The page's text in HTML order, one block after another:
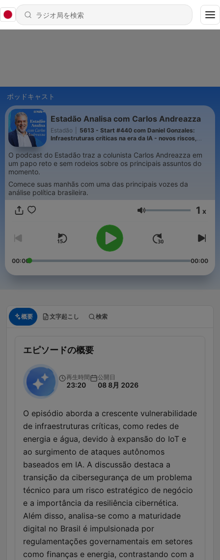
ポッドキャスト
Estadão Analisa com Carlos Andreazza
Estadão
5613 - Start #440 com Daniel Gonzales:
Infraestruturas críticas na era da IA - novos riscos,
O podcast do Estadão traz a colunista Carlos Andreazza em
um papo reto e sem rodeios sobre os principais assuntos do
momento.
Comece suas manhãs com uma das principais vozes da
análise política brasileira.
音量 1 x
00:00 00:00
概要 文字起こし 検索
エピソードの概要
再生時間
23:20
公開日
08 8月 2026
O episódio aborda a crescente vulnerabilidade
de infraestruturas críticas, como redes de
energia e água, devido à expansão do IoT e
ao surgimento de ataques autônomos
baseados em IA. A discussão destaca a
transição da cibersegurança de um problema
técnico para um risco estratégico de negócio
e a importância da resiliência cibernética.
Além disso, analisa-se como a maturidade
digital no Brasil é impulsionada por
regulamentações governamentais em setores
como finanças e energia, contrastando com a